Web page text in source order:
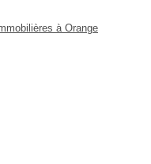
à Orange